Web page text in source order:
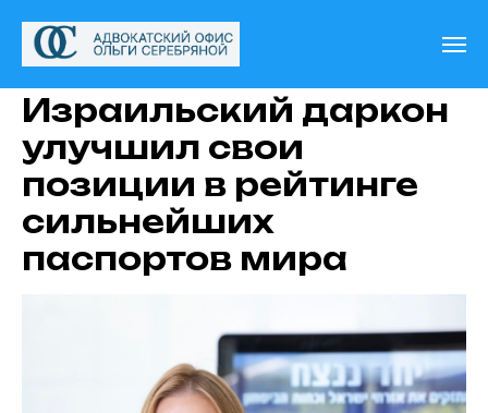
Израильский даркон
улучшил свои
позиции в рейтинге
сильнейших
паспортов мира